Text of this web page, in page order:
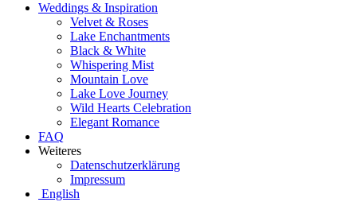
Weddings & Inspiration
Velvet & Roses
Lake Enchantments
Black & White
Whispering Mist
Mountain Love
Lake Love Journey
Wild Hearts Celebration
Elegant Romance
FAQ
Weiteres
Datenschutzerklärung
Impressum
English